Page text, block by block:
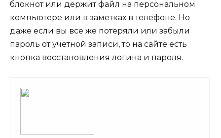
блокнот или держит файл на персональном
компьютере или в заметках в телефоне. Но
даже если вы все же потеряли или забыли
пароль от учетной записи, то на сайте есть
кнопка восстановления логина и пароля.